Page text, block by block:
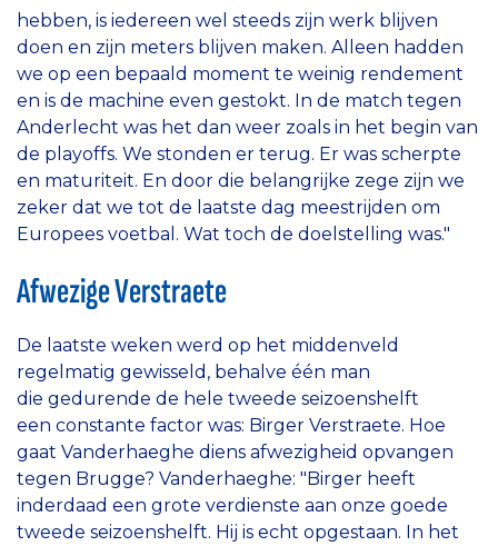
hebben, is iedereen wel steeds zijn werk blijven
doen en zijn meters blijven maken. Alleen hadden
we op een bepaald moment te weinig rendement
en is de machine even gestokt. In de match tegen
Anderlecht was het dan weer zoals in het begin van
de playoffs. We stonden er terug. Er was scherpte
en maturiteit. En door die belangrijke zege zijn we
zeker dat we tot de laatste dag meestrijden om
Europees voetbal. Wat toch de doelstelling was."
Afwezige Verstraete
De laatste weken werd op het middenveld
regelmatig gewisseld, behalve één man
die gedurende de hele tweede seizoenshelft
een constante factor was: Birger Verstraete. Hoe
gaat Vanderhaeghe diens afwezigheid opvangen
tegen Brugge? Vanderhaeghe: "Birger heeft
inderdaad een grote verdienste aan onze goede
tweede seizoenshelft. Hij is echt opgestaan. In het